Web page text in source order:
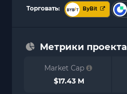
Торговать: ByBit
Метрики проекта
Market Cap
$17.43 M